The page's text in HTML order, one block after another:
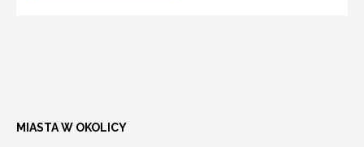
MIASTA W OKOLICY